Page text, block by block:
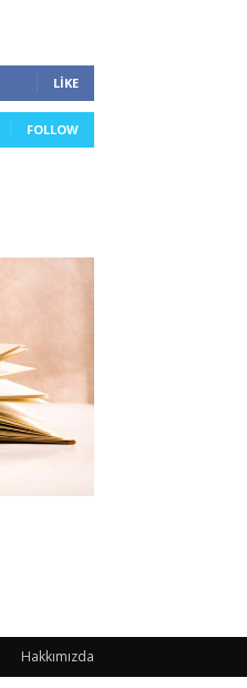
LIKE
FOLLOW
Hakkımızda